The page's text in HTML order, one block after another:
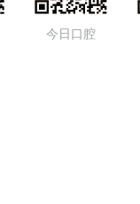
今日口腔